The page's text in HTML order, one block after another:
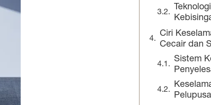
Ciri
Cecair dan
Sistem